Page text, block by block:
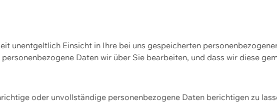
unentgeltlich Einsicht in Ihre bei uns gespeicherten
Daten wir über Sie bearbeiten, und dass wir diese
oder unvollständige personenbezogene Daten berichtigen zu